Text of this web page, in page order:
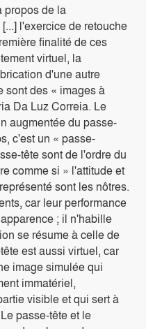
propos de la
l'exercice de retouche
finalité de ces
virtuel, la
d'une autre
sont des « images à
Da Luz Correia. Le
augmentée du passe-
c'est un « passe-
tête sont de l'ordre du
comme si » l'attitude et
sont les nôtres.
car leur performance
; il n'habille
se résume à celle de
est aussi virtuel, car
image simulée qui
immatériel,
visible et qui sert à
passe-tête et le